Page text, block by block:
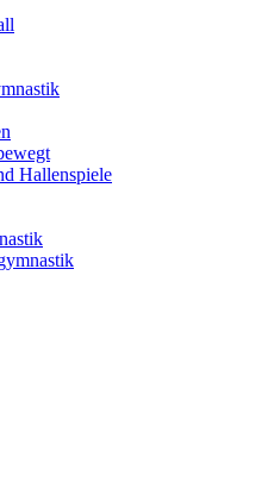
Hallenspiele